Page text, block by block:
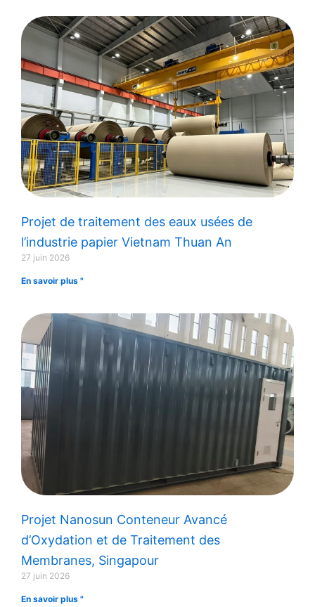
Projet de traitement des eaux usées de
l’industrie papier Vietnam Thuan An
27 juin 2026
En savoir plus "
Projet Nanosun Conteneur Avancé
d’Oxydation et de Traitement des
Membranes, Singapour
27 juin 2026
En savoir plus "